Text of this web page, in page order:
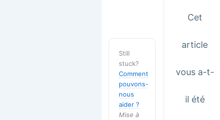
Still
stuck?
Comment
pouvons-
nous
aider ?
Mise à
Cet
article
vous a-t-
il été